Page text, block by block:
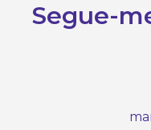
Segue-